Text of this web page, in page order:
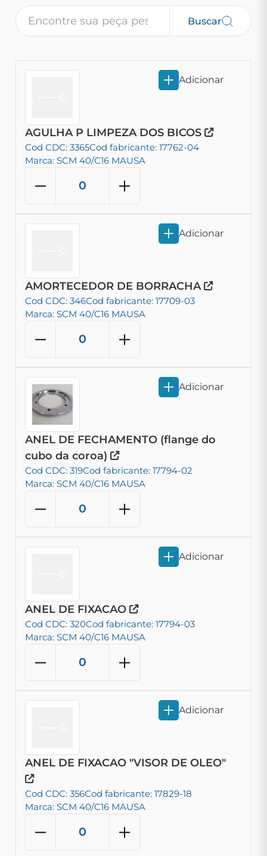
Buscar
AGULHA P LIMPEZA DOS BICOS
Cod CDC: 3365Cod fabricante: 17762-04
Marca: SCM 40/C16 MAUSA
Adicionar
AMORTECEDOR DE BORRACHA
Cod CDC: 346Cod fabricante: 17709-03
Marca: SCM 40/C16 MAUSA
Adicionar
ANEL DE FECHAMENTO (flange do
cubo da coroa)
Cod CDC: 319Cod fabricante: 17794-02
Marca: SCM 40/C16 MAUSA
Adicionar
ANEL DE FIXACAO
Cod CDC: 320Cod fabricante: 17794-03
Marca: SCM 40/C16 MAUSA
Adicionar
ANEL DE FIXACAO "VISOR DE OLEO"
Cod CDC: 356Cod fabricante: 17829-18
Marca: SCM 40/C16 MAUSA
Adicionar